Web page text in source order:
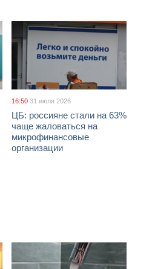
16:50 31 июля 2026
ЦБ: россияне стали на 63%
чаще жаловаться на
микрофинансовые
организации